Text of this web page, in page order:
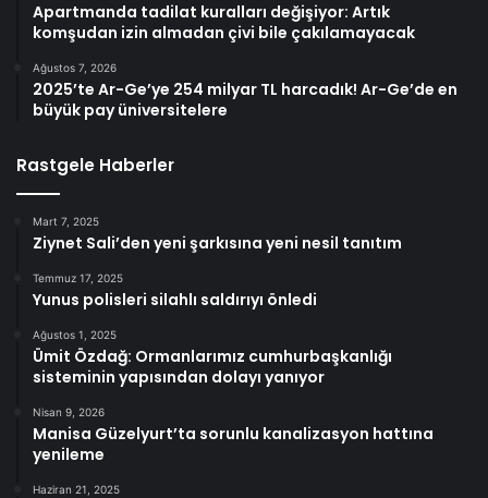
Apartmanda tadilat kuralları değişiyor: Artık
komşudan izin almadan çivi bile çakılamayacak
Ağustos 7, 2026
2025’te Ar-Ge’ye 254 milyar TL harcadık! Ar-Ge’de en
büyük pay üniversitelere
Rastgele Haberler
Mart 7, 2025
Ziynet Sali’den yeni şarkısına yeni nesil tanıtım
Temmuz 17, 2025
Yunus polisleri silahlı saldırıyı önledi
Ağustos 1, 2025
Ümit Özdağ: Ormanlarımız cumhurbaşkanlığı
sisteminin yapısından dolayı yanıyor
Nisan 9, 2026
Manisa Güzelyurt’ta sorunlu kanalizasyon hattına
yenileme
Haziran 21, 2025